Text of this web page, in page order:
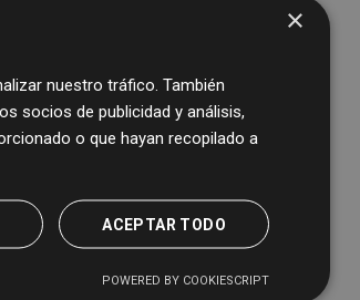
×
nuestro tráfico. También
socios de publicidad y análisis,
o que hayan recopilado a
ACEPTAR TODO
POWERED BY COOKIESCRIPT